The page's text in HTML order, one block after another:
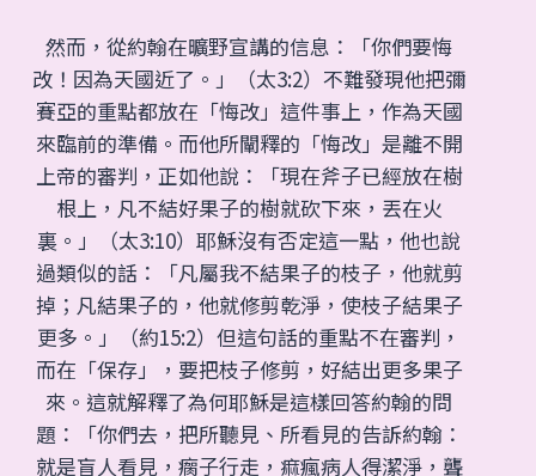
然而，從約翰在曠野宣講的信息：「你們要悔
改！因為天國近了。」（太3:2）不難發現他把彌
賽亞的重點都放在「悔改」這件事上，作為天國
來臨前的準備。而他所闡釋的「悔改」是離不開
上帝的審判，正如他說：「現在斧子已經放在樹
根上，凡不結好果子的樹就砍下來，丟在火
裏。」（太3:10）耶穌沒有否定這一點，他也說
過類似的話：「凡屬我不結果子的枝子，他就剪
掉；凡結果子的，他就修剪乾淨，使枝子結果子
更多。」（約15:2）但這句話的重點不在審判，
而在「保存」，要把枝子修剪，好結出更多果子
來。這就解釋了為何耶穌是這樣回答約翰的問
題：「你們去，把所聽見、所看見的告訴約翰：
就是盲人看見，瘸子行走，痲瘋病人得潔淨，聾